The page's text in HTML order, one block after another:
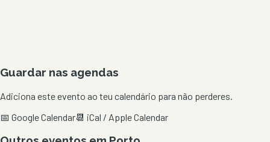
Guardar nas agendas
Adiciona este evento ao teu calendário para não perderes.
📅 Google Calendar📆 iCal / Apple Calendar